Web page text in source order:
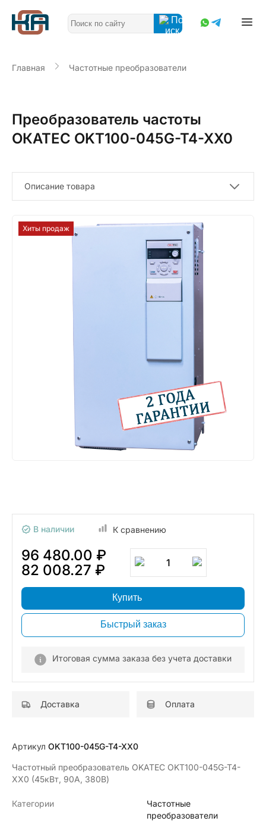
Главная Частотные преобразователи
Преобразователь частоты
ОКАТЕС OKT100-045G-T4-XX0
Описание товара
Хиты продаж
В наличии К сравнению
96 480.00 ₽
82 008.27 ₽
1
Купить
Быстрый заказ
Итоговая сумма заказа без учета доставки
Доставка Оплата
Артикул OKT100-045G-T4-XX0
Частотный преобразователь OKATEC OKT100-045G-T4-
XX0 (45кВт, 90А, 380В)
Категории
Частотные
преобразователи